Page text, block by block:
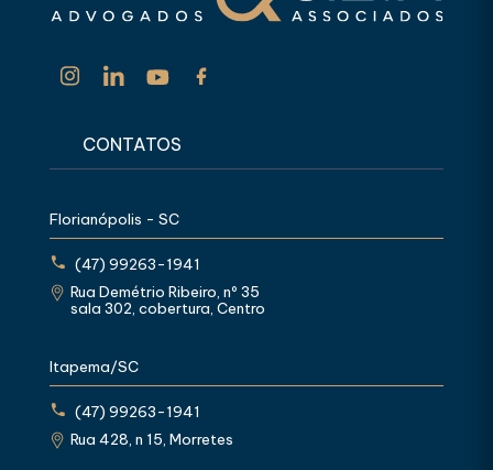
CONTATOS
Florianópolis - SC
(47) 99263-1941
Rua Demétrio Ribeiro, nº 35
sala 302, cobertura, Centro
Itapema/SC
(47) 99263-1941
Rua 428, n 15, Morretes